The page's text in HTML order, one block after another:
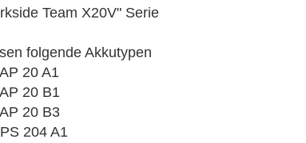
Team X20V" Serie
folgende Akkutypen
20 A1
20 B1
20 B3
204 A1